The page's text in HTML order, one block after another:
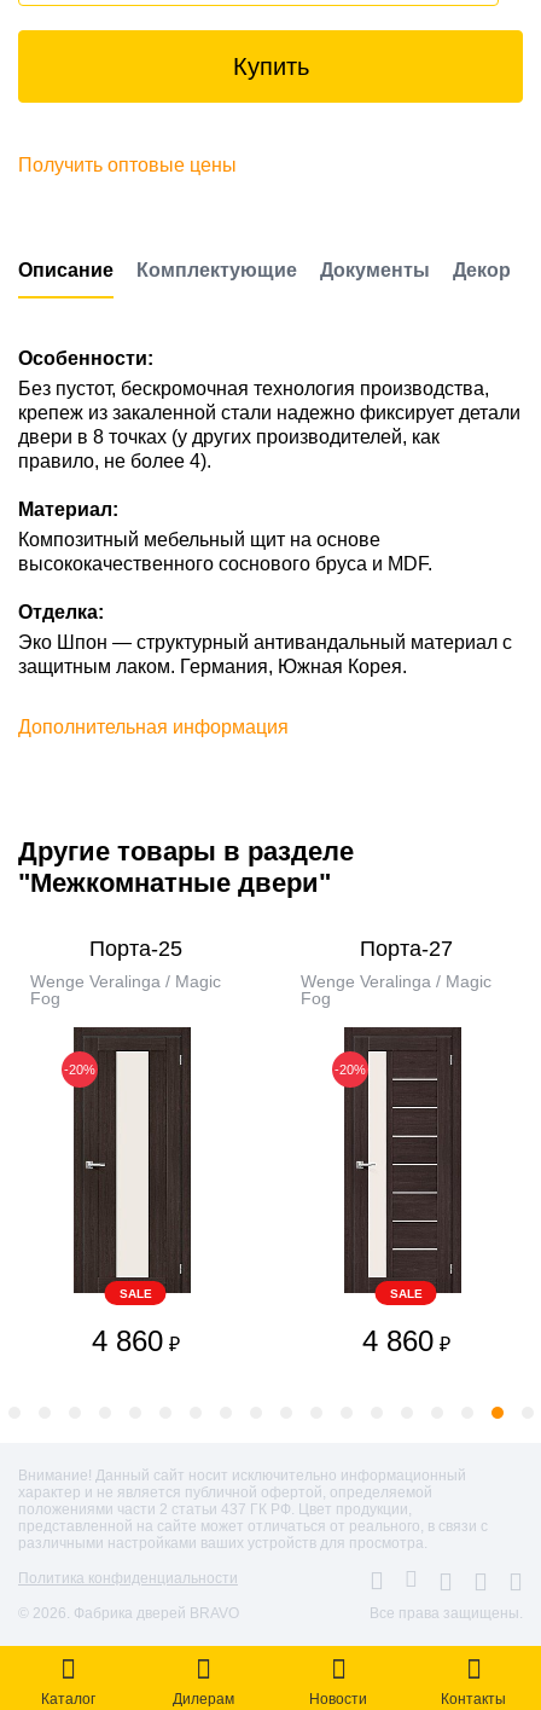
Купить
Получить оптовые цены
Описание Комплектующие Документы Декор
Особенности:
Без пустот, бескромочная технология производства,
крепеж из закаленной стали надежно фиксирует детали
двери в 8 точках (у других производителей, как
правило, не более 4).
Материал:
Композитный мебельный щит на основе
высококачественного соснового бруса и MDF.
Отделка:
Эко Шпон — структурный антивандальный материал с
защитным лаком. Германия, Южная Корея.
Дополнительная информация
Другие товары в разделе
"Межкомнатные двери"
Порта-25
Wenge Veralinga / Magic
Fog
-20%
SALE
4 860 ₽
Порта-27
Wenge Veralinga / Magic
Fog
-20%
SALE
4 860 ₽
Внимание! Данный сайт носит исключительно информационный
характер и не является публичной офертой, определяемой
положениями части 2 статьи 437 ГК РФ. Цвет продукции,
представленной на сайте может отличаться от реального, в связи с
различными настройками ваших устройств для просмотра.
Политика конфиденциальности
© 2026. Фабрика дверей BRAVO Все права защищены.
Каталог Дилерам Новости Контакты